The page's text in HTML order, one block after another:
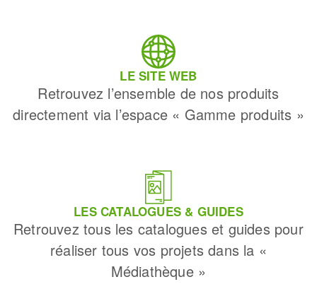
LE SITE WEB
Retrouvez l’ensemble de nos produits
directement via l’espace « Gamme produits »
LES CATALOGUES & GUIDES
Retrouvez tous les catalogues et guides pour
réaliser tous vos projets dans la «
Médiathèque »